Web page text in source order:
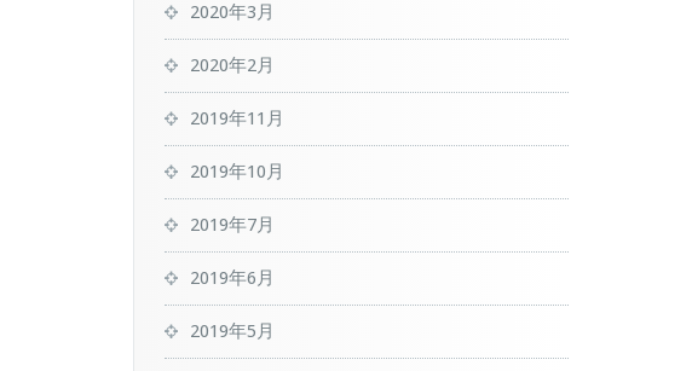
2020年3月
2020年2月
2019年11月
2019年10月
2019年7月
2019年6月
2019年5月